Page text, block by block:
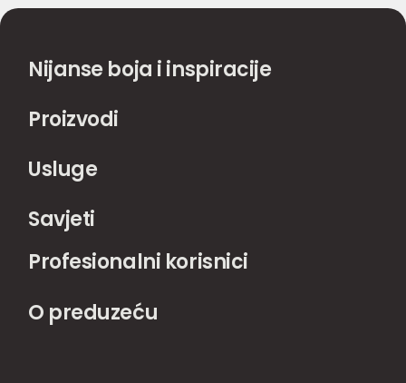
Nijanse boja i inspiracije
Proizvodi
Usluge
Savjeti
Profesionalni korisnici
O preduzeću